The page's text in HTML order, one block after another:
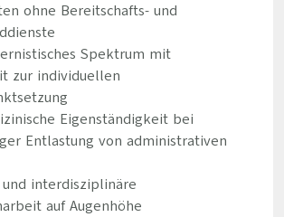
ohne Bereitschafts- und
Spektrum mit
zur individuellen
Eigenständigkeit bei
Entlastung von administrativen
interdisziplinäre
auf Augenhöhe